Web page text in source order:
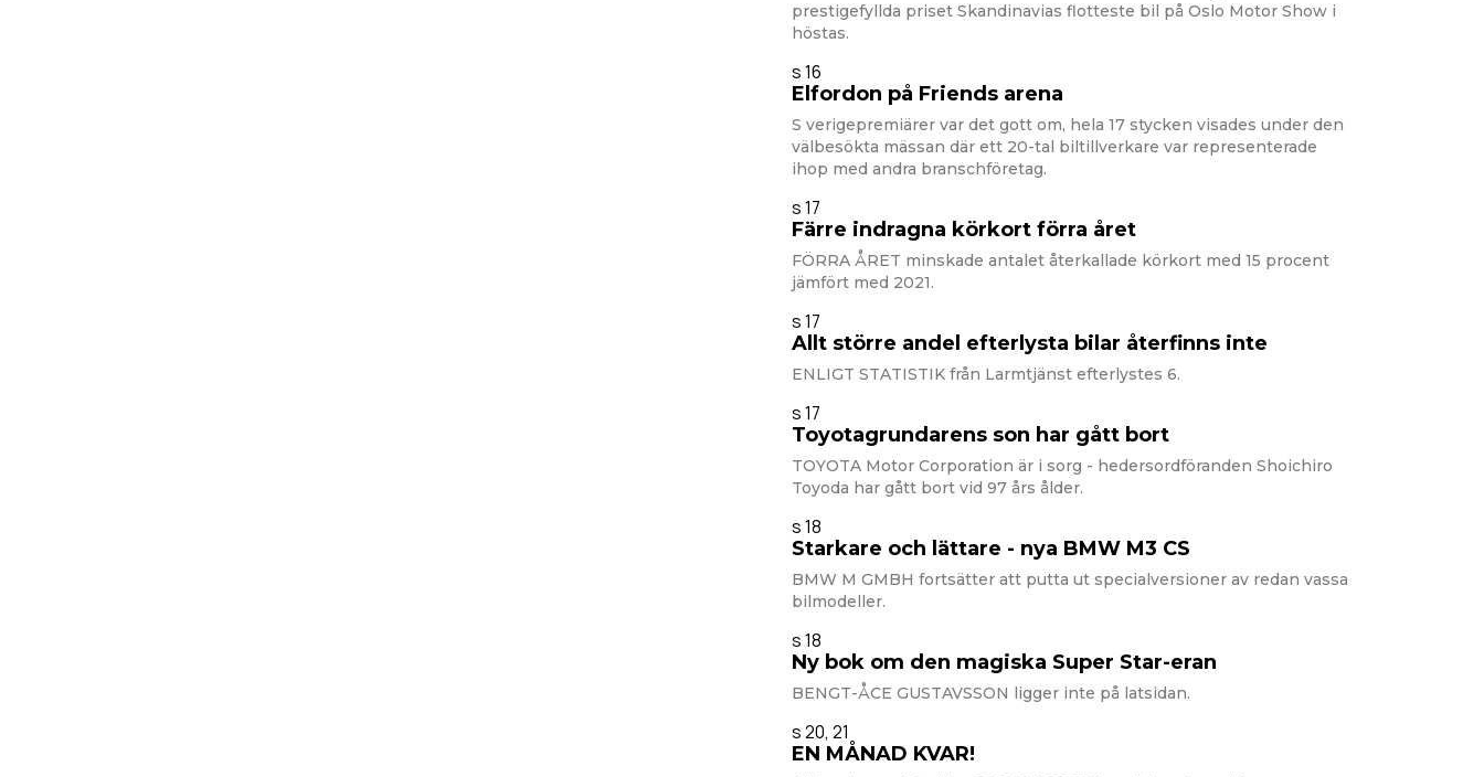
prestigefyllda priset Skandinavias flotteste bil på Oslo Motor Show i
höstas.
s 16
Elfordon på Friends arena
S verigepremiärer var det gott om, hela 17 stycken visades under den
välbesökta mässan där ett 20-tal biltillverkare var representerade
ihop med andra branschföretag.
s 17
Färre indragna körkort förra året
FÖRRA ÅRET minskade antalet återkallade körkort med 15 procent
jämfört med 2021.
s 17
Allt större andel efterlysta bilar återfinns inte
ENLIGT STATISTIK från Larmtjänst efterlystes 6.
s 17
Toyotagrundarens son har gått bort
TOYOTA Motor Corporation är i sorg - hedersordföranden Shoichiro
Toyoda har gått bort vid 97 års ålder.
s 18
Starkare och lättare - nya BMW M3 CS
BMW M GMBH fortsätter att putta ut specialversioner av redan vassa
bilmodeller.
s 18
Ny bok om den magiska Super Star-eran
BENGT-ÅCE GUSTAVSSON ligger inte på latsidan.
s 20, 21
EN MÅNAD KVAR!